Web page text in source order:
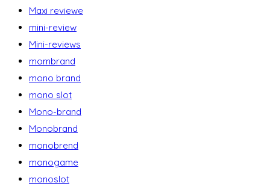
Maxi reviewe
mini-review
Mini-reviews
mombrand
mono brand
mono slot
Mono-brand
Monobrand
monobrend
monogame
monoslot